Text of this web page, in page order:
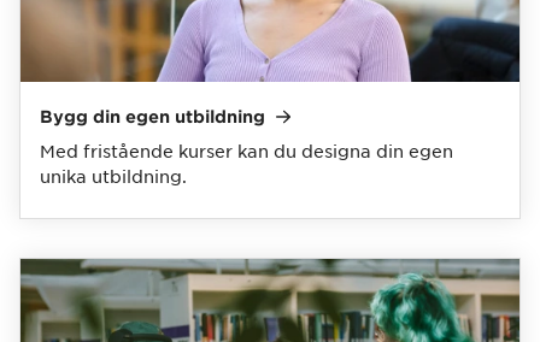
Bygg din egen utbildning
Med fristående kurser kan du designa din egen
unika utbildning.